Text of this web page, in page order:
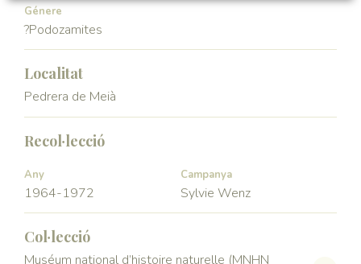
Génere
?Podozamites
Localitat
Pedrera de Meià
Recol·lecció
Any
1964-1972
Campanya
Sylvie Wenz
Col·lecció
Muséum national d’histoire naturelle (MNHN
ACCEPTAR TOTES